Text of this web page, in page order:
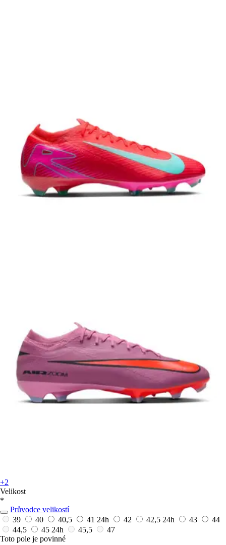
+2
Velikost
*
Průvodce velikostí
39
40 40,5 41 24h 42 42,5 24h 43
44
44,5
45 24h 45,5
47
Toto pole je povinné